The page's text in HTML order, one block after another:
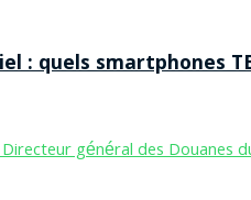
: quels smartphones